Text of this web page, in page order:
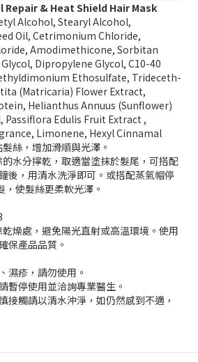
Repair & Heat Shield Hair Mask
Alcohol, Stearyl Alcohol,
Oil, Cetrimonium Chloride,
Amodimethicone, Sorbitan
Dipropylene Glycol, C10-40
Ethosulfate, Trideceth-
(Matricaria) Flower Extract,
Helianthus Annuus (Sunflower)
Passiflora Edulis Fruit Extract ,
Limonene, Hexyl Cinnamal
絲，增加滑順與光澤。
水分擰乾，取適當塗抹於髮尾，可搭配
後，用清水洗淨即可。或搭配蒸氣帽停
使髮絲更柔軟光澤。
燥處，避免陽光直射或高溫環境。使用
保產品品質。
濕疹，請勿使用。
暫停使用並洽詢專業醫生。
觸請以清水沖淨，如仍然感到不適，